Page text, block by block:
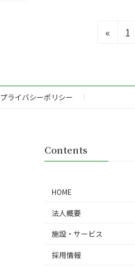
«
固
ジ
1
プライバシーポリシー
Contents
HOME
法人概要
施設・サービス
採用情報